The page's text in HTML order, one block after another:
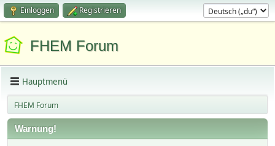
Einloggen Registrieren
FHEM Forum
Hauptmenü
FHEM Forum
Warnung!